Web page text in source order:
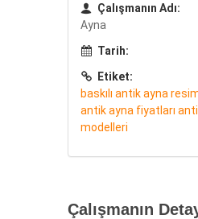
Çalışmanın Adı:
Ayna
Tarih:
Etiket:
baskılı antik ayna
antik ayna fiyatları
modelleri
Çalışmanın